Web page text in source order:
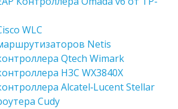
WLC
Netis
Qtech Wimark
H3C WX3840X
Alcatel‑Lucent Stellar
Cudy